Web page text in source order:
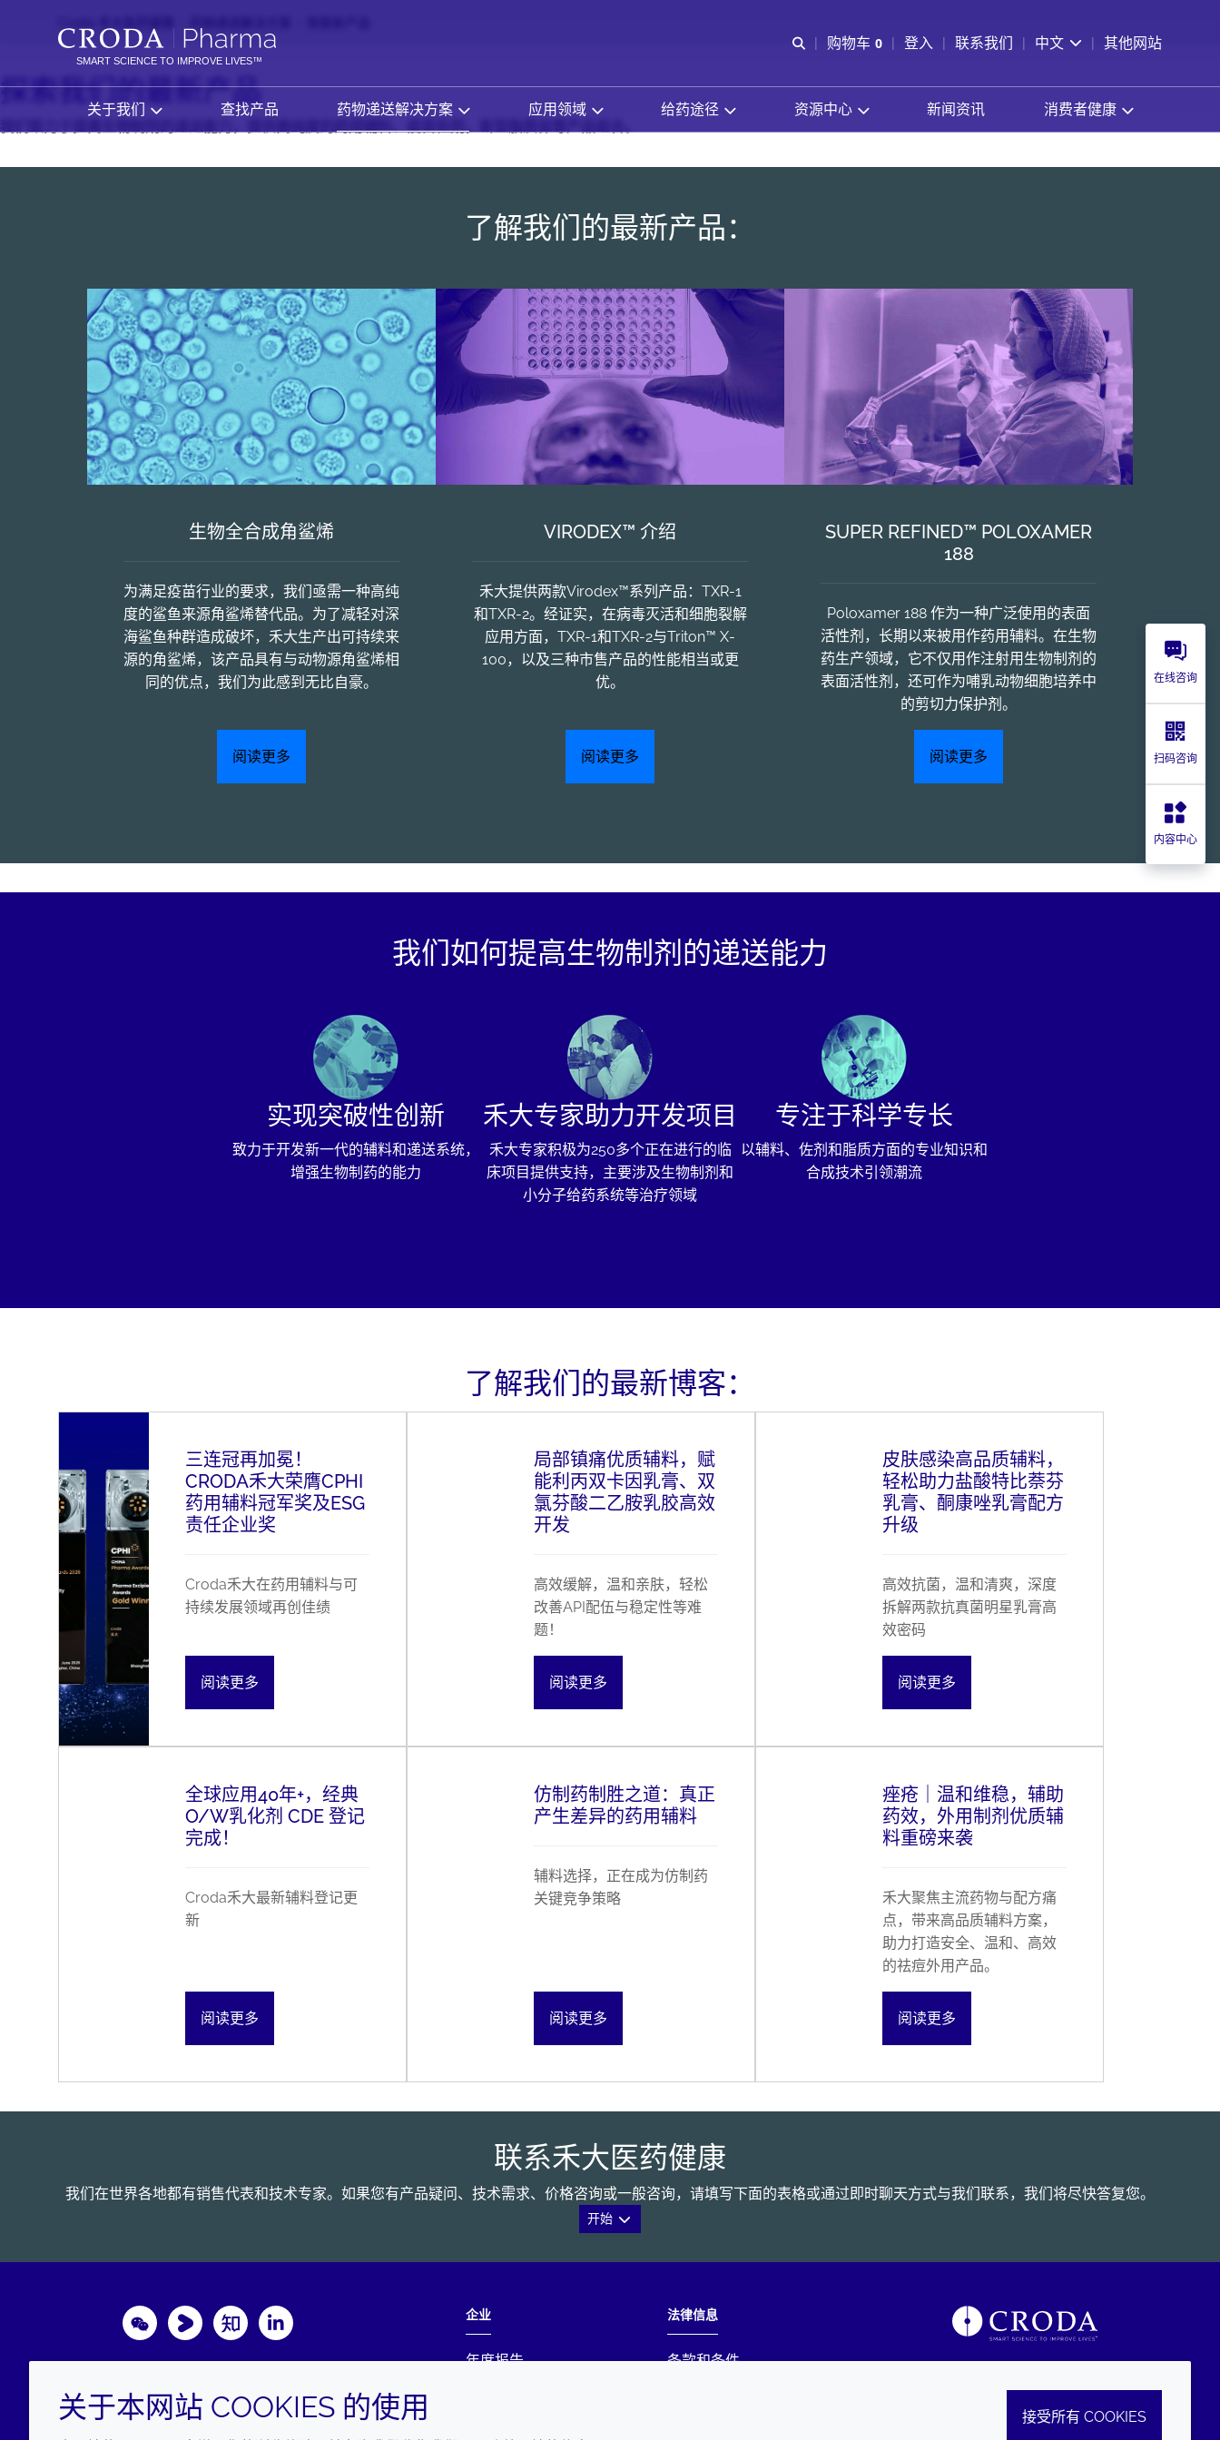
SMART SCIENCE TO IMPROVE LIVES™
Open Search
购物车 0
查看购物车
登入 联系我们 中文 其他网站
关于我们 查找产品 药物递送解决方案 应用领域 给药途径 资源中心 新闻资讯 消费者健康
探索我们的最新产品
我们致力于提高生物制剂的递送能力，提供高纯度的药用辅料、疫苗佐剂，新型脂质体等产品组合。
了解我们的最新产品：
生物全合成角鲨烯
为满足疫苗行业的要求，我们亟需一种高纯
度的鲨鱼来源角鲨烯替代品。为了减轻对深
海鲨鱼种群造成破坏，禾大生产出可持续来
源的角鲨烯，该产品具有与动物源角鲨烯相
同的优点，我们为此感到无比自豪。
阅读更多
VIRODEX™ 介绍
禾大提供两款Virodex™系列产品：TXR-1
和TXR-2。经证实，在病毒灭活和细胞裂解
应用方面，TXR-1和TXR-2与Triton™ X-
100，以及三种市售产品的性能相当或更
优。
阅读更多
SUPER REFINED™ POLOXAMER
188
Poloxamer 188 作为一种广泛使用的表面
活性剂，长期以来被用作药用辅料。在生物
药生产领域，它不仅用作注射用生物制剂的
表面活性剂，还可作为哺乳动物细胞培养中
的剪切力保护剂。
阅读更多
我们如何提高生物制剂的递送能力
实现突破性创新
致力于开发新一代的辅料和递送系统，
增强生物制药的能力
禾大专家助力开发项目
禾大专家积极为250多个正在进行的临
床项目提供支持，主要涉及生物制剂和
小分子给药系统等治疗领域
专注于科学专长
以辅料、佐剂和脂质方面的专业知识和
合成技术引领潮流
了解我们的最新博客：
三连冠再加冕！
CRODA禾大荣膺CPHI
药用辅料冠军奖及ESG
责任企业奖
Croda禾大在药用辅料与可
持续发展领域再创佳绩
阅读更多
局部镇痛优质辅料，赋
能利丙双卡因乳膏、双
氯芬酸二乙胺乳胶高效
开发
高效缓解，温和亲肤，轻松
改善API配伍与稳定性等难
题！
阅读更多
皮肤感染高品质辅料，
轻松助力盐酸特比萘芬
乳膏、酮康唑乳膏配方
升级
高效抗菌，温和清爽，深度
拆解两款抗真菌明星乳膏高
效密码
阅读更多
全球应用40年+，经典
O/W乳化剂 CDE 登记
完成！
Croda禾大最新辅料登记更
新
阅读更多
仿制药制胜之道：真正
产生差异的药用辅料
辅料选择，正在成为仿制药
关键竞争策略
阅读更多
痤疮｜温和维稳，辅助
药效，外用制剂优质辅
料重磅来袭
禾大聚焦主流药物与配方痛
点，带来高品质辅料方案，
助力打造安全、温和、高效
的祛痘外用产品。
阅读更多
联系禾大医药健康
我们在世界各地都有销售代表和技术专家。如果您有产品疑问、技术需求、价格咨询或一般咨询，请填写下面的表格或通过即时聊天方式与我们联系，我们将尽快答复您。
开始
WechatYoukuZhihu LinkedIn
企业
年度报告
法律信息
条款和条件
关于本网站 COOKIES 的使用 接受所有 COOKIES
在线咨询
扫码咨询
内容中心